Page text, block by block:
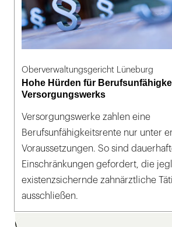
Oberverwaltungsgericht Lüneburg
Hohe Hürden für
Versorgungswerks
Versorgungswerke zahlen eine
Berufsunfähigkeitsrente nur unter
Voraussetzungen. So sind
Einschränkungen gefordert, die
existenzsichernde zahnärztliche
ausschließen.